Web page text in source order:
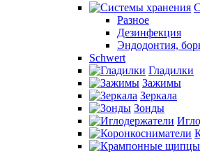
Разное
Дезинфекция
Эндодонтия,
Schwert
Гладилки
Зажимы
Зеркала
Зонды